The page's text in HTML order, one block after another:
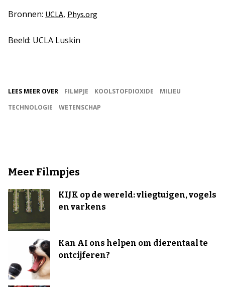
Bronnen: UCLA, Phys.org
Beeld: UCLA Luskin
LEES MEER OVER FILMPJE KOOLSTOFDIOXIDE
MILIEU
TECHNOLOGIE
WETENSCHAP
Meer Filmpjes
KIJK op de wereld: vliegtuigen, vogels
en varkens
Kan AI ons helpen om dierentaal te
ontcijferen?